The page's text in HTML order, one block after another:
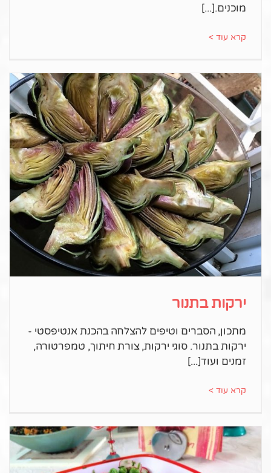
מוכנים.
קרא עוד >
ירקות בתנור
מתכון, הסברים וטיפים להצלחה בהכנת אנטיפסטי -
ירקות בתנור. סוגי ירקות, צורת חיתוך, טמפרטורה,
זמנים ועוד
קרא עוד >